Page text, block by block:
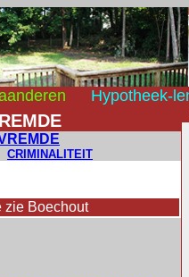
Hypotheek-
CRIMINALITEIT
zie Boechout